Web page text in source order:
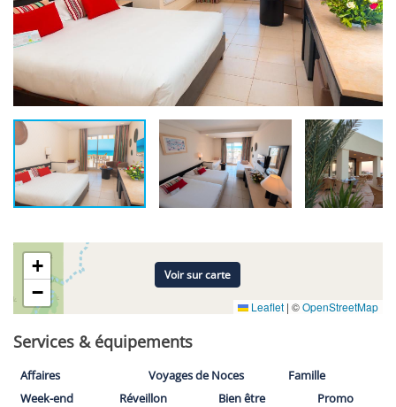
+
−
Leaflet | ©OpenStreetMap
Voir sur carte
Services & équipements
Affaires Voyages de Noces
Famille
Week-end
Réveillon Bien être
Promo